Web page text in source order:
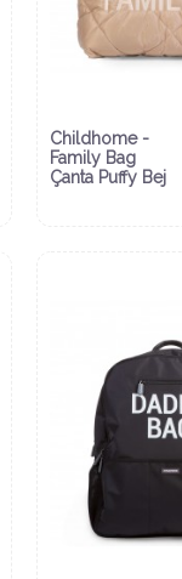
Childhome -
Family Bag
Çanta Puffy Bej